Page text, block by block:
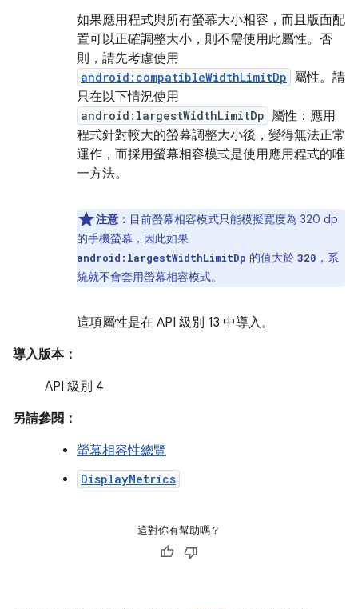
如果應用程式與所有螢幕大小相容，而且版面配
置可以正確調整大小，則不需使用此屬性。否
則，請先考慮使用
android:compatibleWidthLimitDp 屬性。請
只在以下情況使用
android:largestWidthLimitDp 屬性：應用
程式針對較大的螢幕調整大小後，變得無法正常
運作，而採用螢幕相容模式是使用應用程式的唯
一方法。
注意： 目前螢幕相容模式只能模擬寬度為 320 dp
的手機螢幕，因此如果
android:largestWidthLimitDp 的值大於 320 ，系
統就不會套用螢幕相容模式。
這項屬性是在 API 級別 13 中導入。
導入版本：
API 級別 4
另請參閱：
螢幕相容性總覽
DisplayMetrics
這對你有幫助嗎？